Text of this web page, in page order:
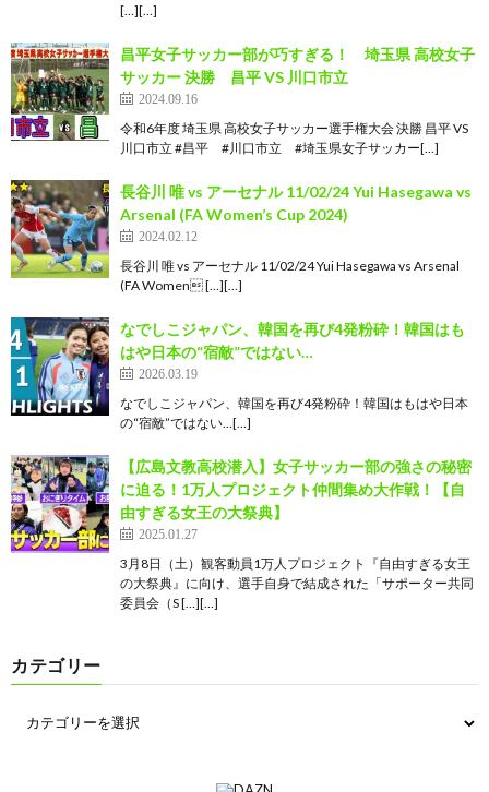
[…][…]
昌平女子サッカー部が巧すぎる！ 埼玉県 高校女子
サッカー 決勝 昌平 VS 川口市立
2024.09.16
令和6年度 埼玉県 高校女子サッカー選手権大会 決勝 昌平 VS
川口市立 #昌平 #川口市立 #埼玉県女子サッカー[…]
長谷川 唯 vs アーセナル 11/02/24 Yui Hasegawa vs
Arsenal (FA Women’s Cup 2024)
2024.02.12
長谷川 唯 vs アーセナル 11/02/24 Yui Hasegawa vs Arsenal
(FA Women […][…]
なでしこジャパン、韓国を再び4発粉砕！韓国はも
はや日本の“宿敵”ではない…
2026.03.19
なでしこジャパン、韓国を再び4発粉砕！韓国はもはや日本
の“宿敵”ではない…[…]
【広島文教高校潜入】女子サッカー部の強さの秘密
に迫る！1万人プロジェクト仲間集め大作戦！【自
由すぎる女王の大祭典】
2025.01.27
3月8日（土）観客動員1万人プロジェクト『自由すぎる女王
の大祭典』に向け、選手自身で結成された「サポーター共同
委員会（S […][…]
カテゴリー